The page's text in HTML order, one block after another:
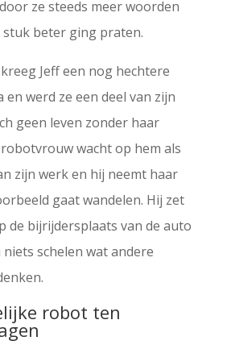
ze steeds meer woorden
beter ging praten.
Jeff een nog hechtere
en werd ze een deel van zijn
geen leven zonder haar
wacht op hem als
zijn werk en hij neemt haar
gaat wandelen. Hij zet
de bijrijdersplaats van de auto
schelen wat andere
robot ten